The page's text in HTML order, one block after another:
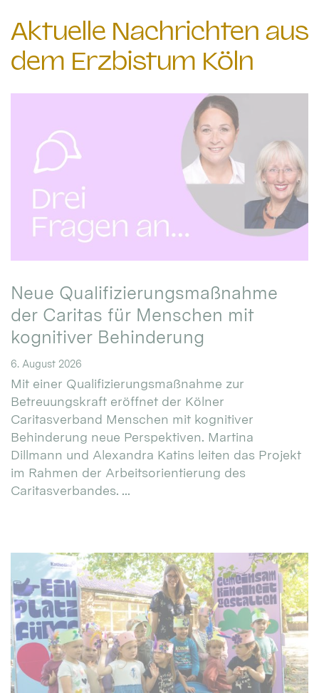
Aktuelle Nachrichten aus
dem Erzbistum Köln
Neue Qualifizierungsmaßnahme
der Caritas für Menschen mit
kognitiver Behinderung
6. August 2026
Mit einer Qualifizierungsmaßnahme zur
Betreuungskraft eröffnet der Kölner
Caritasverband Menschen mit kognitiver
Behinderung neue Perspektiven. Martina
Dillmann und Alexandra Katins leiten das Projekt
im Rahmen der Arbeitsorientierung des
Caritasverbandes. ...